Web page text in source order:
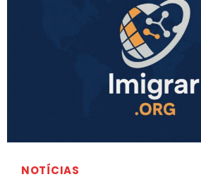
NOTÍCIAS